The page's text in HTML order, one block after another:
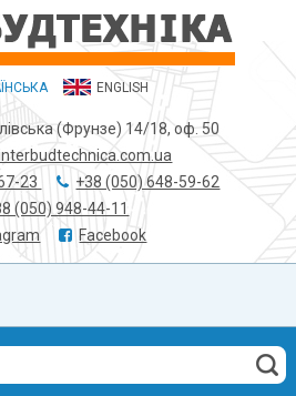
ENGLISH
(Фрунзе) 14/18, оф. 50
23
+38 (050) 648-59-62
(050) 948-44-11
Facebook